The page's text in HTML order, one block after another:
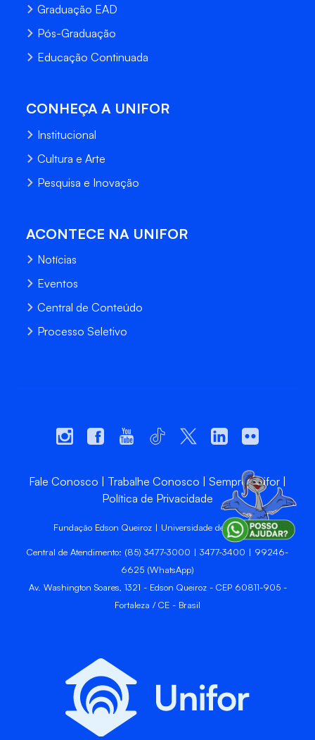
Graduação EAD
Pós-Graduação
Educação Continuada
CONHEÇA A UNIFOR
Institucional
Cultura e Arte
Pesquisa e Inovação
ACONTECE NA UNIFOR
Notícias
Eventos
Central de Conteúdo
Processo Seletivo
Fale Conosco Trabalhe Conosco
Sempre Unifor
Política de Privacidade
Fundação Edson Queiroz | Universidade de Fortaleza
Central de Atendimento: (85) 3477-3000 | 3477-3400 | 99246-
6625 (WhatsApp)
Av. Washington Soares, 1321 - Edson Queiroz - CEP 60811-905 -
Fortaleza / CE - Brasil